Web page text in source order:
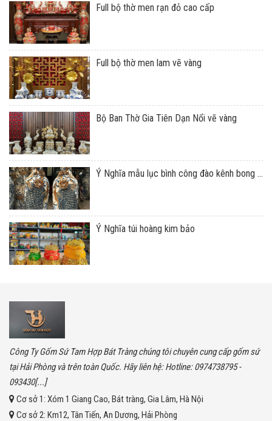
Full bộ thờ men rạn đỏ cao cấp
Full bộ thờ men lam vẽ vàng
Bộ Ban Thờ Gia Tiên Dạn Nổi vẽ vàng
Ý Nghĩa mẫu lục bình công đào kênh bong ...
Ý Nghĩa túi hoàng kim bảo
Công Ty Gốm Sứ Tam Hợp Bát Tràng chúng tôi chuyên cung cấp gốm sứ
tại Hải Phòng và trên toàn Quốc. Hãy liên hệ: Hotline: 0974738795 -
093430[...]
Cơ sở 1: Xóm 1 Giang Cao, Bát tràng, Gia Lâm, Hà Nội
Cơ sở 2: Km12, Tân Tiến, An Dương, Hải Phòng